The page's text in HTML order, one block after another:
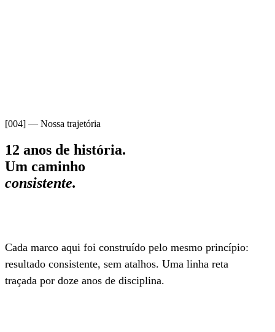
[004] — Nossa trajetória
12 anos de história.
Um caminho
consistente.
Cada marco aqui foi construído pelo mesmo princípio:
resultado consistente, sem atalhos. Uma linha reta
traçada por doze anos de disciplina.